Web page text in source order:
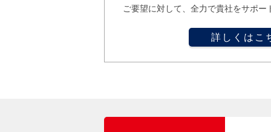
ご要望に対して、全力で貴社をサポー
詳しくはこ